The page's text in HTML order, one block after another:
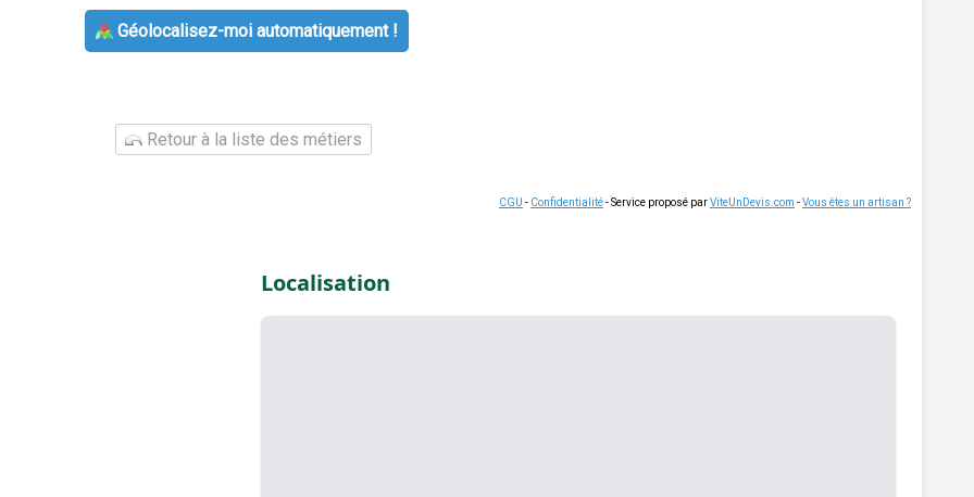
Géolocalisez-moi automatiquement !
Retour à la liste des métiers
CGU - Confidentialité- Service proposé parViteUnDevis.com -Vous êtes un artisan ?
Localisation